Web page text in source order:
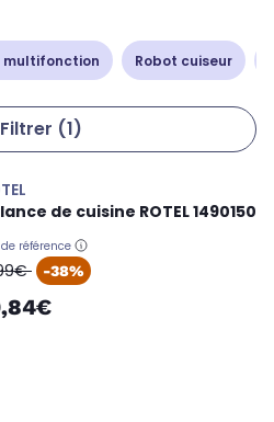
multifonction Robot cuiseur
Filtrer (1)
de cuisine ROTEL 1490150
de référence
-38%